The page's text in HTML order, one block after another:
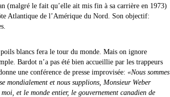
(malgré le fait qu’elle ait mis fin à sa carrière en 1973)
Atlantique de l’Amérique du Nord. Son objectif:
blancs fera le tour du monde. Mais on ignore
Bardot n’a pas été bien accueillie par les trappeurs
une conférence de presse improvisée: «Nous sommes
mondialement et nous supplions, Monsieur Weber
moi, et le monde entier, le gouvernement canadien de